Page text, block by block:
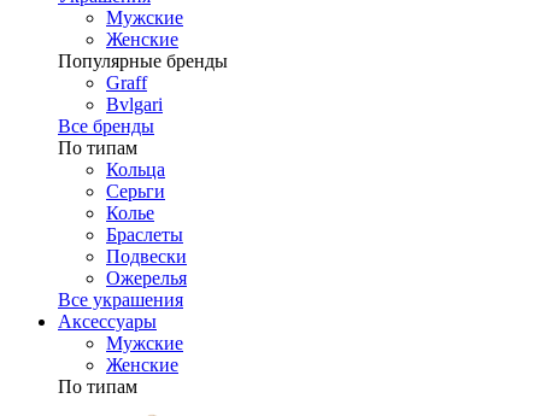
Мужские
Женские
Популярные бренды
Graff
Bvlgari
Все бренды
По типам
Кольца
Серьги
Колье
Браслеты
Подвески
Ожерелья
Все украшения
Аксессуары
Мужские
Женские
По типам